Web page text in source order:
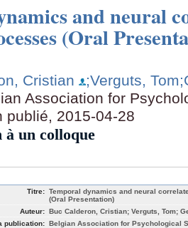
and neural
(Oral
Cristian ;Verguts, Tom
Association for
publié, 2015-04-28
à un colloque
Titre: Temporal dynamics and neural
(Oral Presentation)
Auteur: Buc Calderon, Cristian; Verguts, Tom;
publication: Belgian Association for Psychological